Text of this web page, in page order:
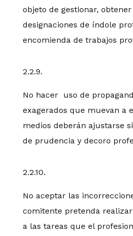
objeto de gestionar,
designaciones de índole
encomienda de trabajos
2.2.9.
No hacer uso de
exagerados que muevan a
medios deberán ajustarse
de prudencia y decoro
2.2.10.
No aceptar las
comitente pretenda
a las tareas que el